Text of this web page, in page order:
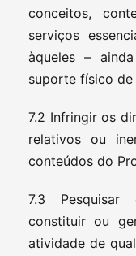
conceitos,
serviços
àqueles –
suporte físico
7.2 Infringir os
relativos ou
conteúdos do
7.3 Pesquisar
constituir ou
atividade de